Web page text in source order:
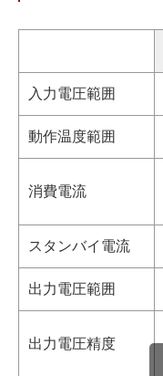
入力電圧範囲
動作温度範囲
消費電流
スタンバイ電流
出力電圧範囲
出力電圧精度